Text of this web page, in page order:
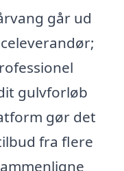
går ud
gulvforløb
gør det
fra flere